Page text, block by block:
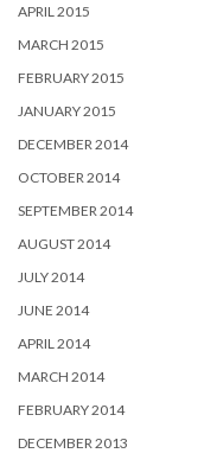
APRIL 2015
MARCH 2015
FEBRUARY 2015
JANUARY 2015
DECEMBER 2014
OCTOBER 2014
SEPTEMBER 2014
AUGUST 2014
JULY 2014
JUNE 2014
APRIL 2014
MARCH 2014
FEBRUARY 2014
DECEMBER 2013